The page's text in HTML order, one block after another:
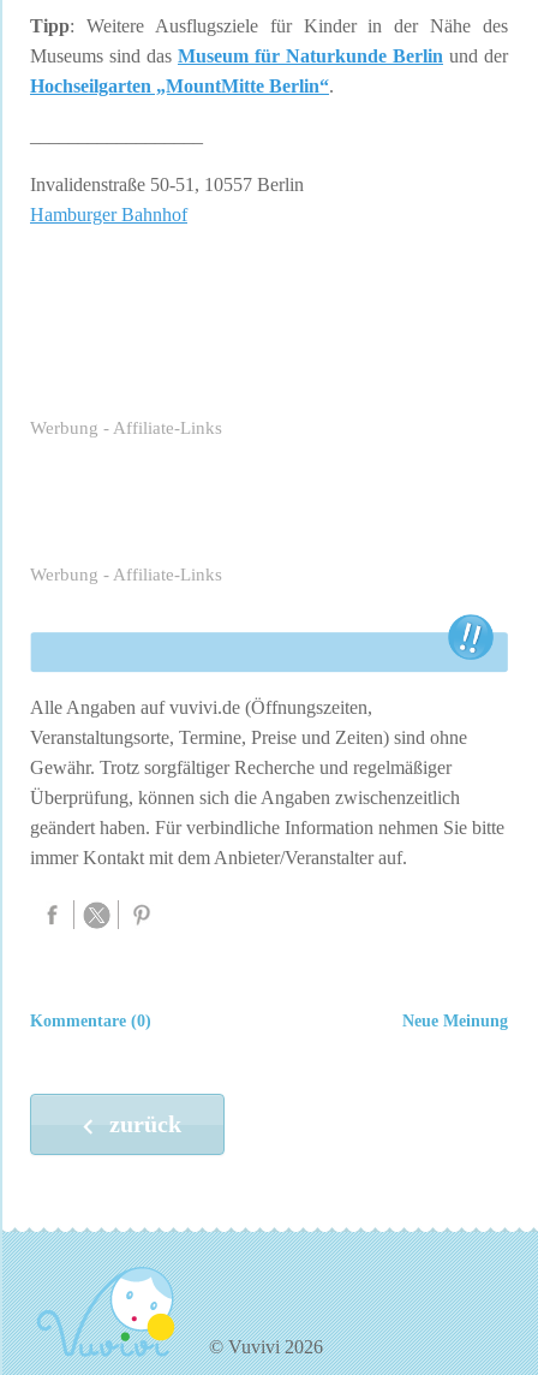
Tipp: Weitere Ausflugsziele für Kinder in der Nähe des
Museums sind das Museum für Naturkunde Berlin und der
Hochseilgarten „MountMitte Berlin“.
Invalidenstraße 50-51, 10557 Berlin
Hamburger Bahnhof
Werbung - Affiliate-Links
Werbung - Affiliate-Links
Alle Angaben auf vuvivi.de (Öffnungszeiten,
Veranstaltungsorte, Termine, Preise und Zeiten) sind ohne
Gewähr. Trotz sorgfältiger Recherche und regelmäßiger
Überprüfung, können sich die Angaben zwischenzeitlich
geändert haben. Für verbindliche Information nehmen Sie bitte
immer Kontakt mit dem Anbieter/Veranstalter auf.
Neue Meinung
Kommentare (0)
zurück
© Vuvivi 2026